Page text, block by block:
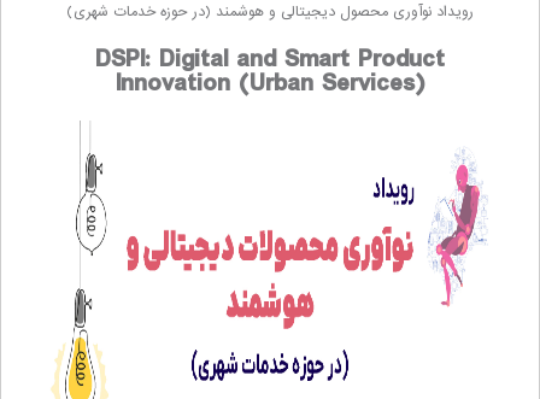
رویداد نوآوری محصول دیجیتالی و هوشمند (در حوزه خدمات شهری)
DSPI: Digital and Smart Product
Innovation (Urban Services)